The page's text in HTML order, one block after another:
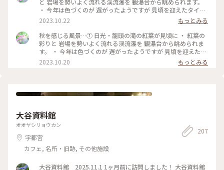
・ 今年は色づくのが 遅がったようですが 見頃を迎えたタイミ
ングで 訪れることが出来て 良かったです。 #私のことりっぷ
旅 #秋さんぽ #日光 #紅葉 #日光旅 #龍頭の滝#奥日光#日光紅
葉#奥日光紅葉
2023.10.22
もっとみる
秋を感じる風景…① 日光・龍頭の滝の紅葉が見頃に ・ 紅葉の
彩りと 岩場を勢いよく流れる渓流瀑を 観瀑台から眺められま
す。 ・ 今年は色づくのが 遅がったようですが 見頃を迎えたタ
イミングで 訪れることが出来て 良かったです。 2023.10.19 #
私のことりっぷ旅 #秋さんぽ #日光#日光旅 #龍頭の滝#紅葉#
2023.10.20 もっとみる
大谷資料館
オオヤシリョウカン
宇都宮
カフェ, 名所・旧跡, その他施設
207
大谷資料館 2025.11.1 1ヶ月前に訪問しました！ 大谷資料館